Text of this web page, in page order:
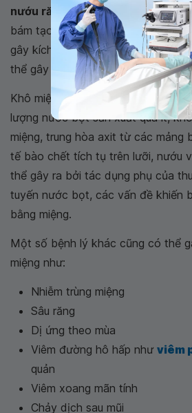
nướu răng(nha chu), xảy ra sự
bám tạo điều kiện cho vi khuẩn
gây kích ứng nướu. Nếu bệnh
thể gây tổn thương nướu và xương
Khô miệng cũng là nguyên nhân
lượng nước bọt sản xuất quá ít,
miệng, trung hòa axit từ các mảng
tế bào chết tích tụ trên lưỡi, nướu
thể gây ra bởi tác dụng phụ của
tuyến nước bọt, các vấn đề khiến
bằng miệng.
Một số bệnh lý khác cũng có thể
miệng như:
Nhiễm trùng miệng
Sâu răng
Dị ứng theo mùa
Viêm đường hô hấp như viêm
quản
Viêm xoang mãn tính
Chảy dịch sau mũi